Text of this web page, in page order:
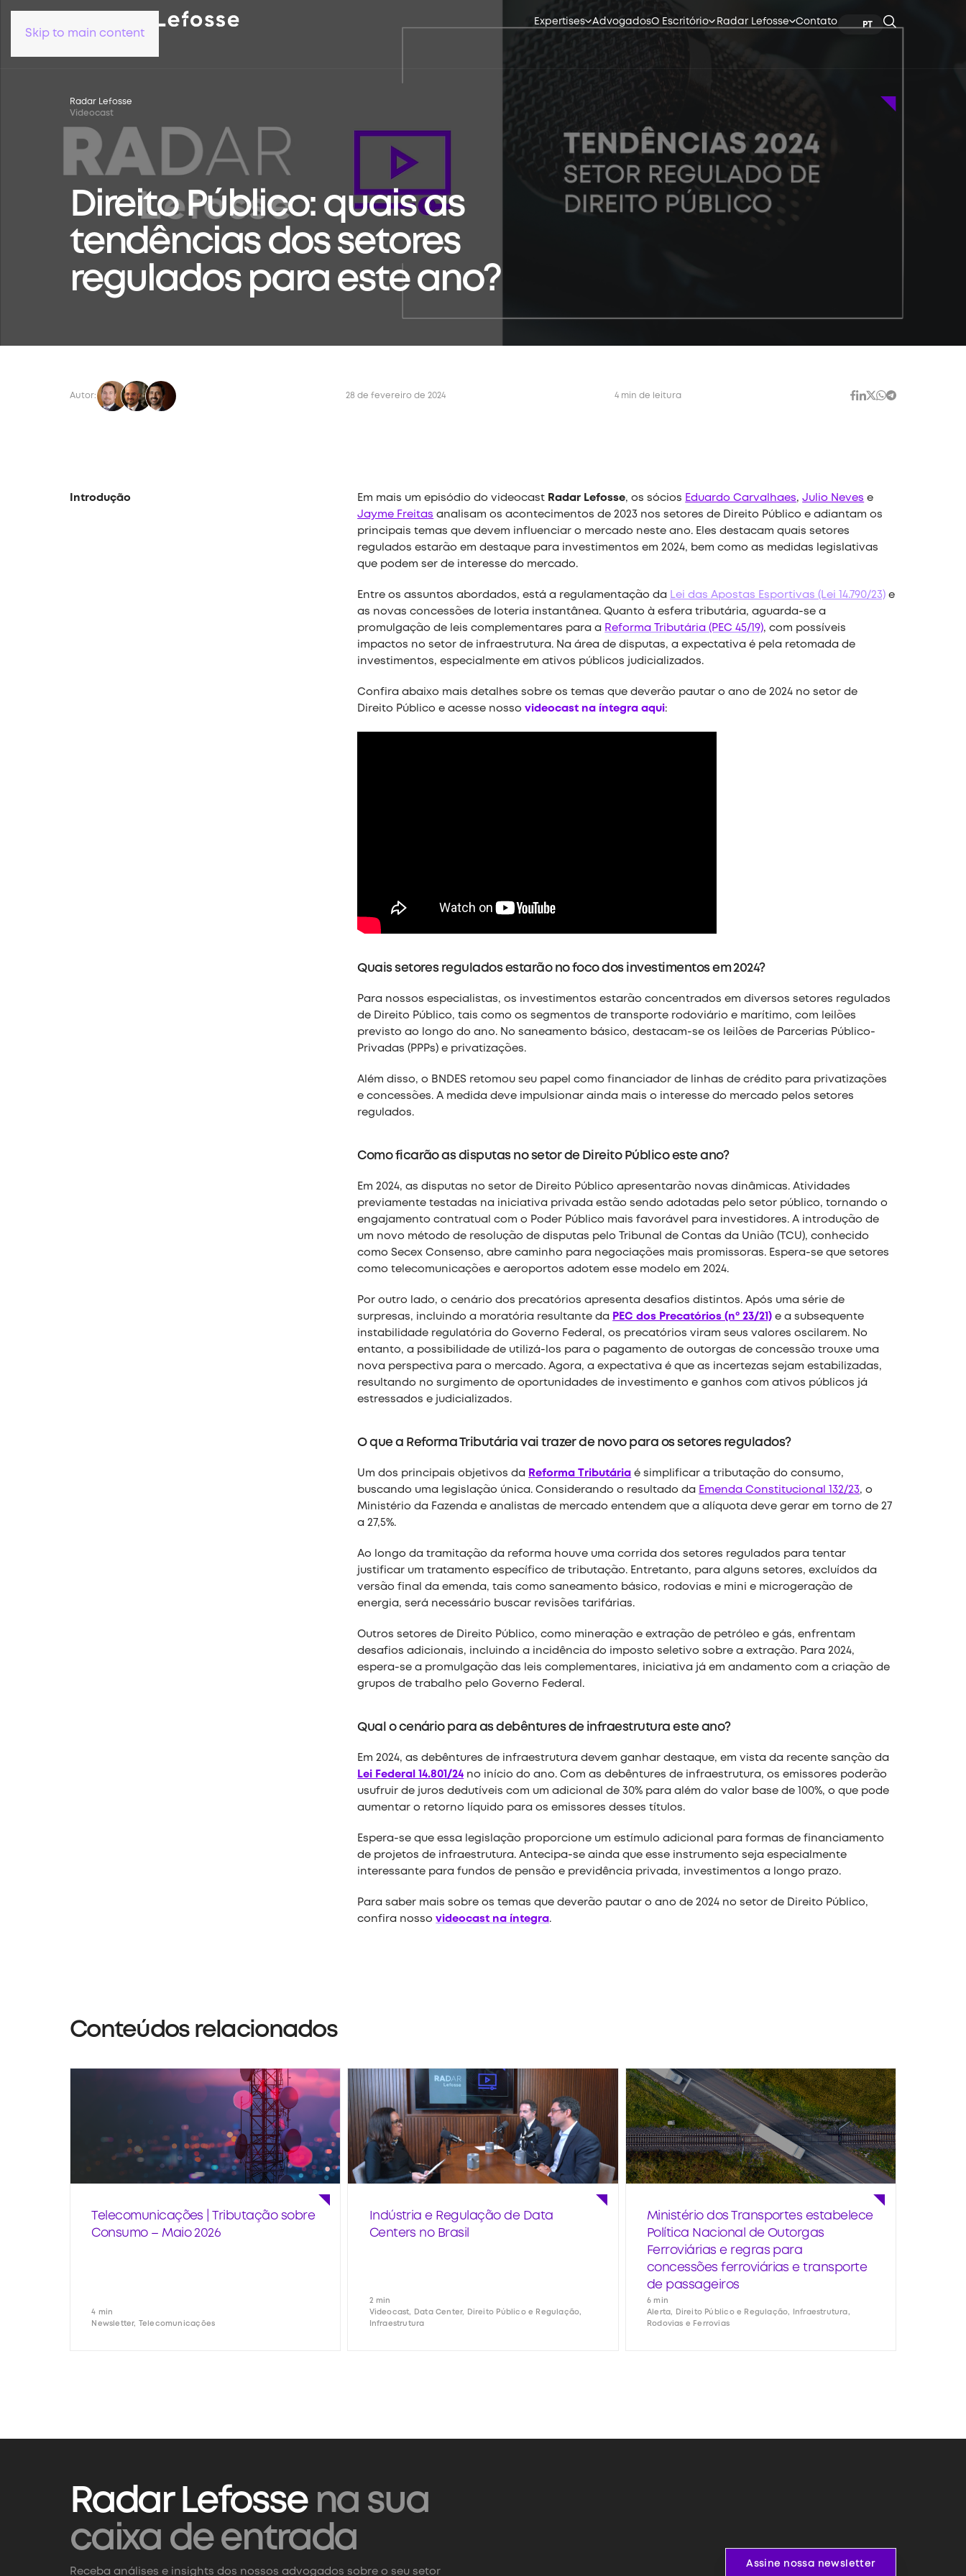
Skip to main content
Expertises AdvogadosO Escritório Radar Lefosse Contato PT
Radar Lefosse
Videocast
Direito Público: quais as
tendências dos setores
regulados para este ano?
Autor: 28 de fevereiro de 2024 4 min de leitura
Introdução Em mais um episódio do videocast Radar Lefosse, os sócios Eduardo Carvalhaes,Julio Neves e
Jayme Freitas analisam os acontecimentos de 2023 nos setores de Direito Público e adiantam os
principais temas que devem influenciar o mercado neste ano. Eles destacam quais setores
regulados estarão em destaque para investimentos em 2024, bem como as medidas legislativas
que podem ser de interesse do mercado.
Entre os assuntos abordados, está a regulamentação da Lei das Apostas Esportivas (Lei 14.790/23) e
as novas concessões de loteria instantânea. Quanto à esfera tributária, aguarda-se a
promulgação de leis complementares para a Reforma Tributária (PEC 45/19), com possíveis
impactos no setor de infraestrutura. Na área de disputas, a expectativa é pela retomada de
investimentos, especialmente em ativos públicos judicializados.
Confira abaixo mais detalhes sobre os temas que deverão pautar o ano de 2024 no setor de
Direito Público e acesse nossovideocast na íntegra aqui:
Quais setores regulados estarão no foco dos investimentos em 2024?
Para nossos especialistas, os investimentos estarão concentrados em diversos setores regulados
de Direito Público, tais como os segmentos de transporte rodoviário e marítimo, com leilões
previsto ao longo do ano. No saneamento básico, destacam-se os leilões de Parcerias Público-
Privadas (PPPs) e privatizações.
Além disso, o BNDES retomou seu papel como financiador de linhas de crédito para privatizações
e concessões. A medida deve impulsionar ainda mais o interesse do mercado pelos setores
regulados.
Como ficarão as disputas no setor de Direito Público este ano?
Em 2024, as disputas no setor de Direito Público apresentarão novas dinâmicas. Atividades
previamente testadas na iniciativa privada estão sendo adotadas pelo setor público, tornando o
engajamento contratual com o Poder Público mais favorável para investidores. A introdução de
um novo método de resolução de disputas pelo Tribunal de Contas da União (TCU), conhecido
como Secex Consenso, abre caminho para negociações mais promissoras. Espera-se que setores
como telecomunicações e aeroportos adotem esse modelo em 2024.
Por outro lado, o cenário dos precatórios apresenta desafios distintos. Após uma série de
surpresas, incluindo a moratória resultante da PEC dos Precatórios (nº 23/21) e a subsequente
instabilidade regulatória do Governo Federal, os precatórios viram seus valores oscilarem. No
entanto, a possibilidade de utilizá-los para o pagamento de outorgas de concessão trouxe uma
nova perspectiva para o mercado. Agora, a expectativa é que as incertezas sejam estabilizadas,
resultando no surgimento de oportunidades de investimento e ganhos com ativos públicos já
estressados e judicializados.
O que a Reforma Tributária vai trazer de novo para os setores regulados?
Um dos principais objetivos da Reforma Tributária é simplificar a tributação do consumo,
buscando uma legislação única. Considerando o resultado da Emenda Constitucional 132/23, o
Ministério da Fazenda e analistas de mercado entendem que a alíquota deve gerar em torno de 27
a 27,5%.
Ao longo da tramitação da reforma houve uma corrida dos setores regulados para tentar
justificar um tratamento específico de tributação. Entretanto, para alguns setores, excluídos da
versão final da emenda, tais como saneamento básico, rodovias e mini e microgeração de
energia, será necessário buscar revisões tarifárias.
Outros setores de Direito Público, como mineração e extração de petróleo e gás, enfrentam
desafios adicionais, incluindo a incidência do imposto seletivo sobre a extração. Para 2024,
espera-se a promulgação das leis complementares, iniciativa já em andamento com a criação de
grupos de trabalho pelo Governo Federal.
Qual o cenário para as debêntures de infraestrutura este ano?
Em 2024, as debêntures de infraestrutura devem ganhar destaque, em vista da recente sanção da
Lei Federal 14.801/24 no início do ano. Com as debêntures de infraestrutura, os emissores poderão
usufruir de juros dedutíveis com um adicional de 30% para além do valor base de 100%, o que pode
aumentar o retorno líquido para os emissores desses títulos.
Espera-se que essa legislação proporcione um estímulo adicional para formas de financiamento
de projetos de infraestrutura. Antecipa-se ainda que esse instrumento seja especialmente
interessante para fundos de pensão e previdência privada, investimentos a longo prazo.
Para saber mais sobre os temas que deverão pautar o ano de 2024 no setor de Direito Público,
confira nossovideocast na íntegra.
Conteúdos relacionados
Telecomunicações | Tributação sobre
Consumo – Maio 2026
4 min
Newsletter, Telecomunicações
Indústria e Regulação de Data
Centers no Brasil
2 min
Videocast, Data Center, Direito Público e Regulação,
Infraestrutura
Ministério dos Transportes estabelece
Política Nacional de Outorgas
Ferroviárias e regras para
concessões ferroviárias e transporte
de passageiros
6 min
Alerta, Direito Público e Regulação, Infraestrutura,
Rodovias e Ferrovias
Radar Lefossena sua
caixa de entrada
Receba análises e insights dos nossos advogados sobre o seu setor
Assine nossa newsletter